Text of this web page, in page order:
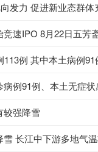
发力 促进新业态群体
速IPO 8月22日五芳
例 其中本土病例91
例91例、本土无症
较强降雪
长江中下游多地气